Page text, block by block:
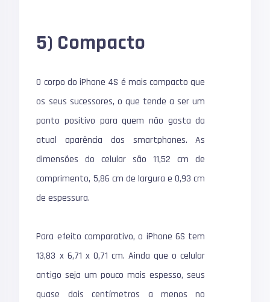
5) Compacto
O corpo do iPhone 4S é mais compacto que
os seus sucessores, o que tende a ser um
ponto positivo para quem não gosta da
atual aparência dos smartphones. As
dimensões do celular são 11,52 cm de
comprimento, 5,86 cm de largura e 0,93 cm
de espessura.
Para efeito comparativo, o iPhone 6S tem
13,83 x 6,71 x 0,71 cm. Ainda que o celular
antigo seja um pouco mais espesso, seus
quase dois centímetros a menos no